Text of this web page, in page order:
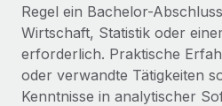
Regel ein Bachelor-
Wirtschaft, Statistik oder
erforderlich. Praktische
oder verwandte Tätigkeiten
Kenntnisse in analytischer